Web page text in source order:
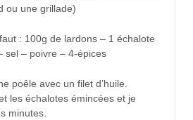
ou une grillade)
: 100g de lardons – 1 échalote
sel – poivre – 4-épices
poêle avec un filet d’huile.
les échalotes émincées et je
minutes.